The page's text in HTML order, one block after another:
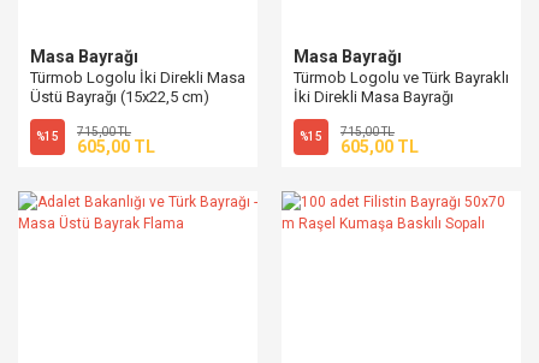
Masa Bayrağı
Türmob Logolu İki Direkli Masa
Üstü Bayrağı (15x22,5 cm)
%15 715,00 TL
605,00 TL
Masa Bayrağı
Türmob Logolu ve Türk Bayraklı
İki Direkli Masa Bayrağı
(15x22,5 cm)
%15 715,00 TL
605,00 TL